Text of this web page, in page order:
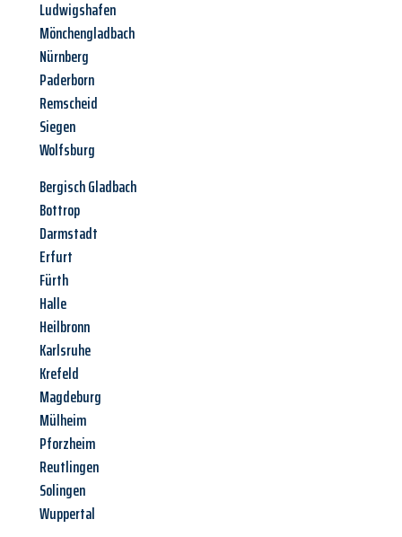
Ludwigshafen
Mönchengladbach
Nürnberg
Paderborn
Remscheid
Siegen
Wolfsburg
Bergisch Gladbach
Bottrop
Darmstadt
Erfurt
Fürth
Halle
Heilbronn
Karlsruhe
Krefeld
Magdeburg
Mülheim
Pforzheim
Reutlingen
Solingen
Wuppertal